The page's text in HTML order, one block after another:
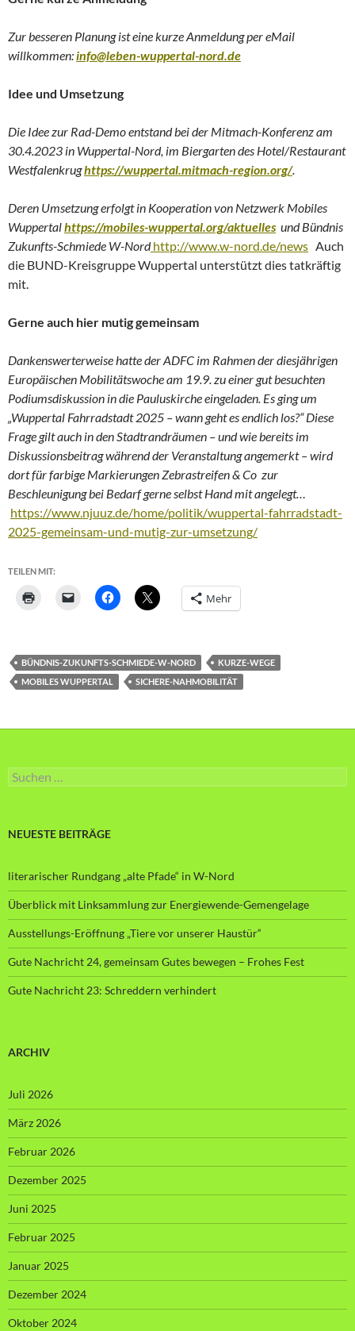
Zur besseren Planung ist eine kurze Anmeldung per eMail
willkommen:info@leben-wuppertal-nord.de
Idee und Umsetzung
Die Idee zur Rad-Demo entstand bei der Mitmach-Konferenz am
30.4.2023 in Wuppertal-Nord, im Biergarten des Hotel/Restaurant
Westfalenkrughttps://wuppertal.mitmach-region.org/.
Deren Umsetzung erfolgt in Kooperation von Netzwerk Mobiles
Wuppertalhttps://mobiles-wuppertal.org/aktuellesund Bündnis
Zukunfts-Schmiede W-Nordhttp://www.w-nord.de/news Auch
die BUND-Kreisgruppe Wuppertal unterstützt dies tatkräftig
mit.
Gerne auch hier mutig gemeinsam
Dankenswerterweise hatte der ADFC im Rahmen der diesjährigen
Europäischen Mobilitätswoche am 19.9. zu einer gut besuchten
Podiumsdiskussion in die Pauluskirche eingeladen. Es ging um
„Wuppertal Fahrradstadt 2025 – wann geht es endlich los?“ Diese
Frage gilt auch in den Stadtrandräumen – und wie bereits im
Diskussionsbeitrag während der Veranstaltung angemerkt – wird
dort für farbige Markierungen Zebrastreifen & Co zur
Beschleunigung bei Bedarf gerne selbst Hand mit angelegt…
https://www.njuuz.de/home/politik/wuppertal-fahrradstadt-
2025-gemeinsam-und-mutig-zur-umsetzung/
TEILEN MIT:
Mehr
BÜNDNIS-ZUKUNFTS-SCHMIEDE-W-NORD
KURZE-WEGE
MOBILES WUPPERTAL
SICHERE-NAHMOBILITÄT
Suche
nach:
NEUESTE BEITRÄGE
literarischer Rundgang „alte Pfade“ in W-Nord
Überblick mit Linksammlung zur Energiewende-Gemengelage
Ausstellungs-Eröffnung „Tiere vor unserer Haustür“
Gute Nachricht 24, gemeinsam Gutes bewegen – Frohes Fest
Gute Nachricht 23: Schreddern verhindert
ARCHIV
Juli 2026
März 2026
Februar 2026
Dezember 2025
Juni 2025
Februar 2025
Januar 2025
Dezember 2024
Oktober 2024